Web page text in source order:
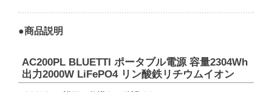
●商品説明
AC200PL BLUETTI ポータブル電源 容量2304Wh
出力2000W LiFePO4 リン酸鉄リチウムイオン